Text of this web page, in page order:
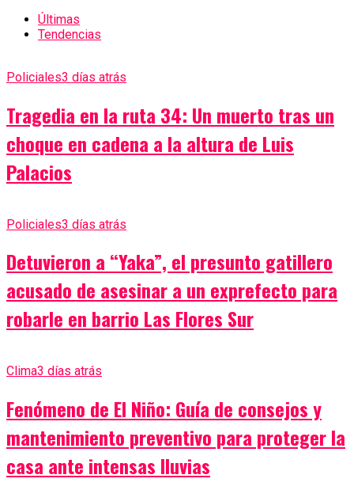
Últimas
Tendencias
Policiales3 días atrás
Tragedia en la ruta 34: Un muerto tras un
choque en cadena a la altura de Luis
Palacios
Policiales3 días atrás
Detuvieron a “Yaka”, el presunto gatillero
acusado de asesinar a un exprefecto para
robarle en barrio Las Flores Sur
Clima3 días atrás
Fenómeno de El Niño: Guía de consejos y
mantenimiento preventivo para proteger la
casa ante intensas lluvias